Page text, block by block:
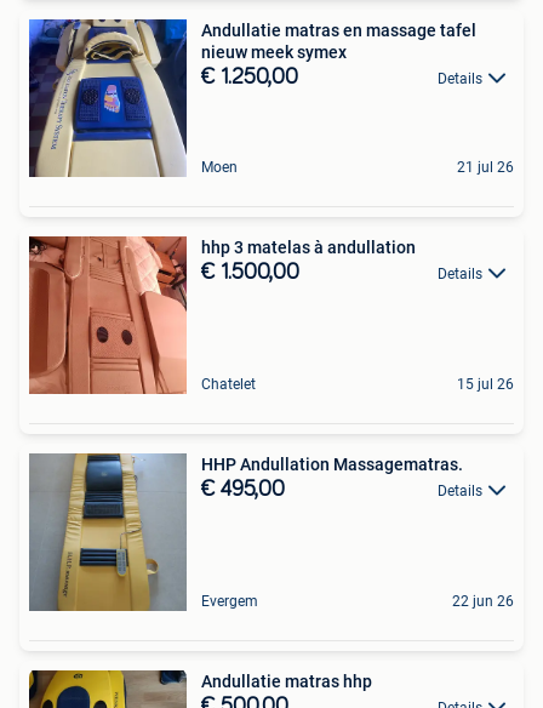
Andullatie matras en massage tafel
nieuw meek symex
€ 1.250,00 Details
Moen 21 jul 26
hhp 3 matelas à andullation
€ 1.500,00 Details
Chatelet 15 jul 26
HHP Andullation Massagematras.
€ 495,00 Details
Evergem 22 jun 26
Andullatie matras hhp